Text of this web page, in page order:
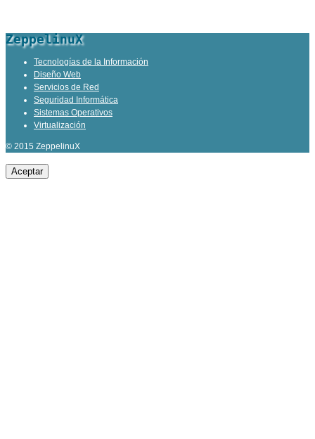
ZeppelinuX
Tecnologías de la Información
Diseño Web
Servicios de Red
Seguridad Informática
Sistemas Operativos
Virtualización
© 2015 ZeppelinuX
Aceptar